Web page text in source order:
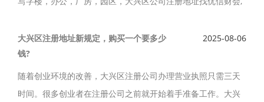
大兴区注册地址费用低，大兴区注册地址位置好，大兴区公司
注册地址尽在云浩财会。
大兴区注册地址新规定，购买一个要多少
钱?
2025-08-06
随着创业环境的改善，大兴区注册公司办理营业执照只需三天
时间。很多创业者在注册公司之前就开始着手准备工作。大兴